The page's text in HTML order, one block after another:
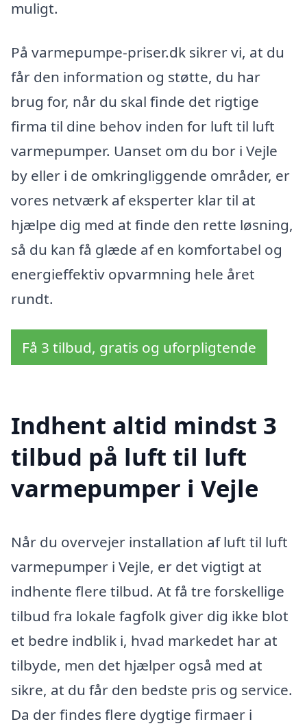
muligt.
På varmepumpe-priser.dk sikrer vi, at du
får den information og støtte, du har
brug for, når du skal finde det rigtige
firma til dine behov inden for luft til luft
varmepumper. Uanset om du bor i Vejle
by eller i de omkringliggende områder, er
vores netværk af eksperter klar til at
hjælpe dig med at finde den rette løsning,
så du kan få glæde af en komfortabel og
energieffektiv opvarmning hele året
rundt.
Få 3 tilbud, gratis og uforpligtende
Indhent altid mindst 3
tilbud på luft til luft
varmepumper i Vejle
Når du overvejer installation af luft til luft
varmepumper i Vejle, er det vigtigt at
indhente flere tilbud. At få tre forskellige
tilbud fra lokale fagfolk giver dig ikke blot
et bedre indblik i, hvad markedet har at
tilbyde, men det hjælper også med at
sikre, at du får den bedste pris og service.
Da der findes flere dygtige firmaer i